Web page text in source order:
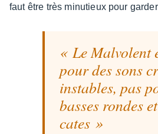
faut être très minu­tieux pour
Le Malvolent
pour des sons
instables, pas
basses rondes
cates